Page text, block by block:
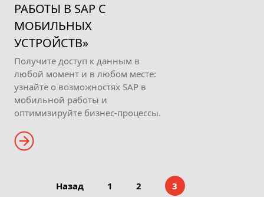
РАБОТЫ В SAP С
МОБИЛЬНЫХ
УСТРОЙСТВ»
Получите доступ к данным в
любой момент и в любом месте:
узнайте о возможностях SAP в
мобильной работы и
оптимизируйте бизнес-процессы.
Назад 1 2 3